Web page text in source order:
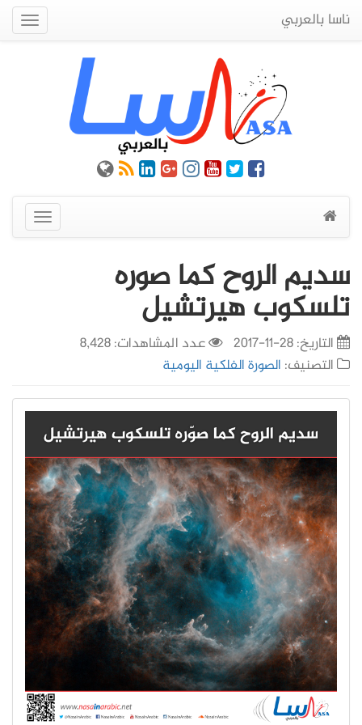
ناسا بالعربي
عرض
القائمة
سديم الروح كما صوره
تلسكوب هيرتشيل
التاريخ:28-11-2017
عدد المشاهدات: 8,428
التصنيف: الصورة الفلكية اليومية